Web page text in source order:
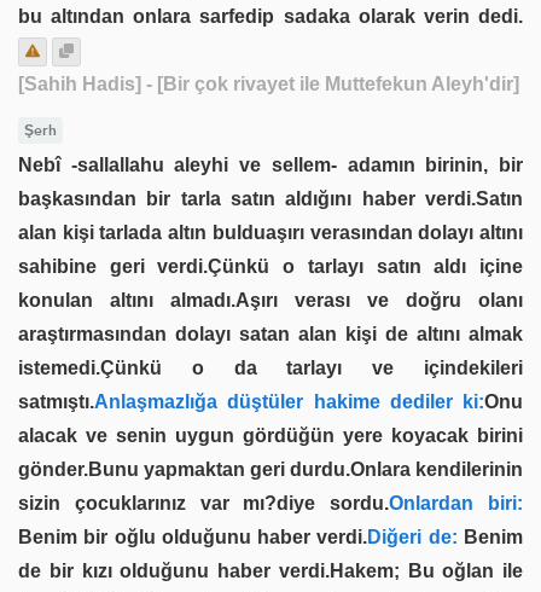
bu altından onlara sarfedip sadaka ola­rak verin dedi.
[Sahih Hadis] - [Bir çok rivayet ile Muttefekun Aleyh'dir]
Şerh
Nebî -sallallahu aleyhi ve sellem- adamın birinin, bir
başkasından bir tarla satın aldığını haber verdi.Satın
alan kişi tarlada altın bulduaşırı verasından dolayı altını
sahibine geri verdi.Çünkü o tarlayı satın aldı içine
konulan altını almadı.Aşırı verası ve doğru olanı
araştırmasından dolayı satan alan kişi de altını almak
istemedi.Çünkü o da tarlayı ve içindekileri
satmıştı.Anlaşmazlığa düştüler hakime dediler ki:Onu
alacak ve senin uygun gördüğün yere koyacak birini
gönder.Bunu yapmaktan geri durdu.Onlara kendilerinin
sizin çocuklarınız var mı?diye sordu.Onlardan biri:
Benim bir oğlu olduğunu haber verdi.Diğeri de: Benim
de bir kızı olduğunu haber verdi.Hakem; Bu oğlan ile